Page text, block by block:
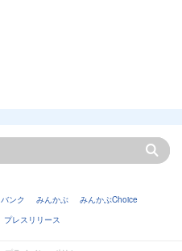
バンク みんかぶ
みんかぶChoice
プレスリリース